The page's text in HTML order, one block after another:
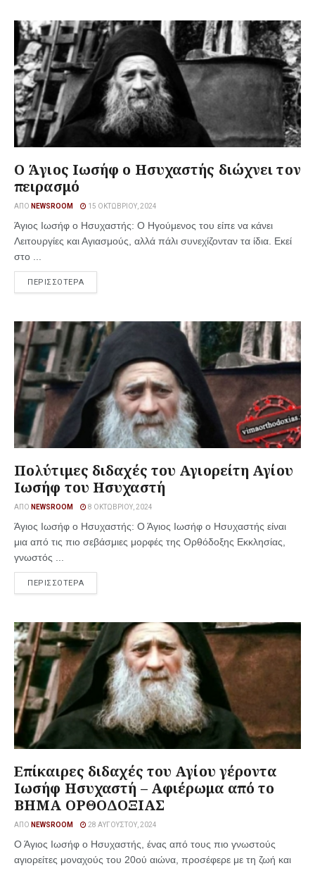
Ο Άγιος Ιωσήφ ο Ησυχαστής διώχνει τον
πειρασμό
ΑΠΌ NEWSROOM 15 ΟΚΤΩΒΡΊΟΥ, 2024
Άγιος Ιωσήφ ο Ησυχαστής: Ο Ηγούμενος του είπε να κάνει
Λειτουργίες και Αγιασμούς, αλλά πάλι συνεχίζονταν τα ίδια. Εκεί
στο ...
ΠΕΡΙΣΣΟΤΕΡΑ
Πολύτιμες διδαχές του Αγιορείτη Αγίου
Ιωσήφ του Ησυχαστή
ΑΠΌ NEWSROOM 8 ΟΚΤΩΒΡΊΟΥ, 2024
Άγιος Ιωσήφ ο Ησυχαστής: Ο Άγιος Ιωσήφ ο Ησυχαστής είναι
μια από τις πιο σεβάσμιες μορφές της Ορθόδοξης Εκκλησίας,
γνωστός ...
ΠΕΡΙΣΣΟΤΕΡΑ
Επίκαιρες διδαχές του Αγίου γέροντα
Ιωσήφ Ησυχαστή – Αφιέρωμα από το
ΒΗΜΑ ΟΡΘΟΔΟΞΙΑΣ
ΑΠΌ NEWSROOM 28 ΑΥΓΟΎΣΤΟΥ, 2024
Ο Άγιος Ιωσήφ ο Ησυχαστής, ένας από τους πιο γνωστούς
αγιορείτες μοναχούς του 20ού αιώνα, προσέφερε με τη ζωή και